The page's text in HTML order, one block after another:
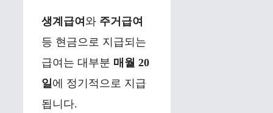
생계급여 와 주거급여
등 현금으로 지급되는
급여는 대부분 매월 20
일에 정기적으로 지급
됩니다.